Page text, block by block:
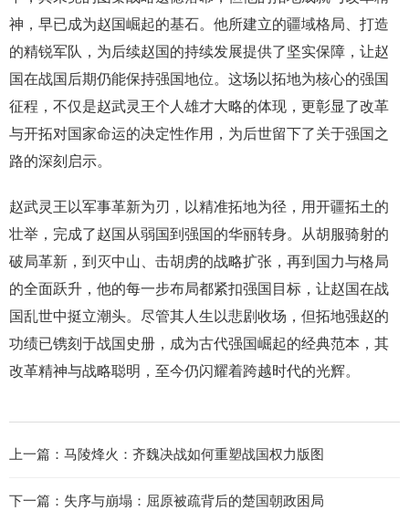
神，早已成为赵国崛起的基石。他所建立的疆域格局、打造
的精锐军队，为后续赵国的持续发展提供了坚实保障，让赵
国在战国后期仍能保持强国地位。这场以拓地为核心的强国
征程，不仅是赵武灵王个人雄才大略的体现，更彰显了改革
与开拓对国家命运的决定性作用，为后世留下了关于强国之
路的深刻启示。
赵武灵王以军事革新为刃，以精准拓地为径，用开疆拓土的
壮举，完成了赵国从弱国到强国的华丽转身。从胡服骑射的
破局革新，到灭中山、击胡虏的战略扩张，再到国力与格局
的全面跃升，他的每一步布局都紧扣强国目标，让赵国在战
国乱世中挺立潮头。尽管其人生以悲剧收场，但拓地强赵的
功绩已镌刻于战国史册，成为古代强国崛起的经典范本，其
改革精神与战略聪明，至今仍闪耀着跨越时代的光辉。
上一篇： 马陵烽火：齐魏决战如何重塑战国权力版图
下一篇： 失序与崩塌：屈原被疏背后的楚国朝政困局